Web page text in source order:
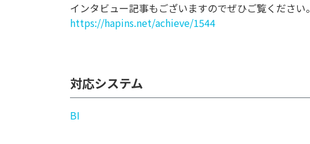
インタビュー記事もございますのでぜひご覧ください。
https://hapins.net/achieve/1544
対応システム
BI